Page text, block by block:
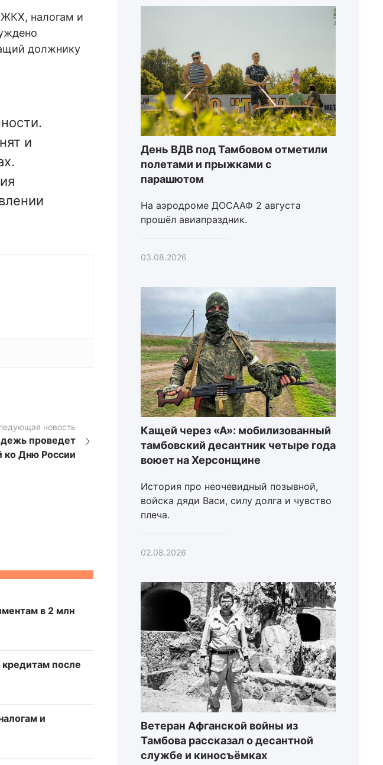
ЖКХ, налогам и
должнику
и
новость
проведет
ко Дню России
в 2 млн
после
и
День ВДВ под Тамбовом отметили
полетами и прыжками с
парашютом
На аэродроме ДОСААФ 2 августа
прошёл авиапраздник.
03.08.2026
Кащей через «А»: мобилизованный
тамбовский десантник четыре года
воюет на Херсонщине
История про неочевидный позывной,
войска дяди Васи, силу долга и чувство
плеча.
02.08.2026
Ветеран Афганской войны из
Тамбова рассказал о десантной
службе и киносъёмках